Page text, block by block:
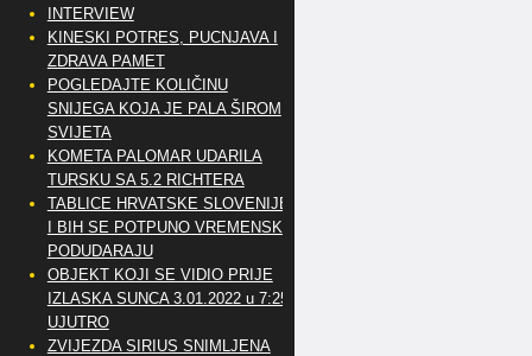
INTERVIEW
KINESKI POTRES, PUCNJAVA I
ZDRAVA PAMET
POGLEDAJTE KOLIČINU
SNIJEGA KOJA JE PALA ŠIROM
SVIJETA
KOMETA PALOMAR UDARILA
TURSKU SA 5.2 RICHTERA
TABLICE HRVATSKE SLOVENIJE
I BIH SE POTPUNO VREMENSKI
PODUDARAJU
OBJEKT KOJI SE VIDIO PRIJE
IZLASKA SUNCA 3.01.2022 u 7:25
UJUTRO
ZVIJEZDA SIRIUS SNIMLJENA